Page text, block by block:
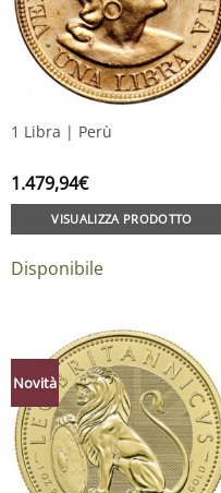
1 Libra | Perù
1.479,94€
VISUALIZZA PRODOTTO
Disponibile
Novità